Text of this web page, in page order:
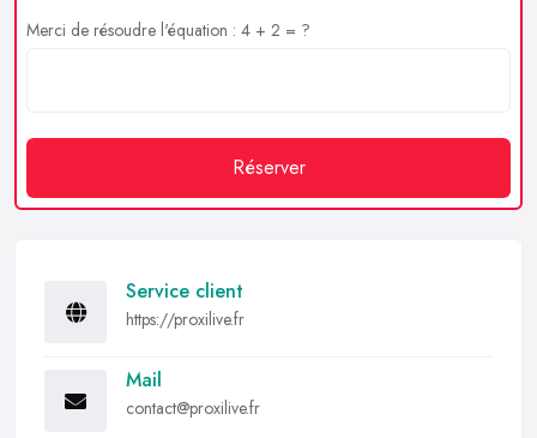
Merci de résoudre l'équation : 4 + 2 = ?
Réserver
Service client
https://proxilive.fr
Mail
contact@proxilive.fr